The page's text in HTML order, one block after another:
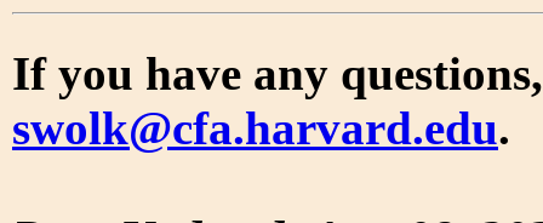
If you have any
swolk@cfa.harvard.edu.